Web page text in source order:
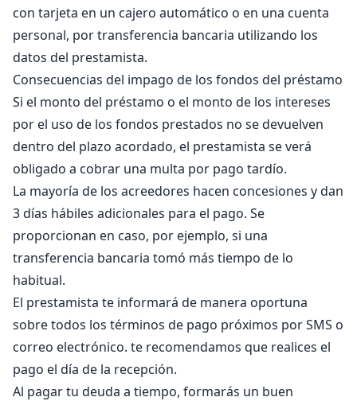
con tarjeta en un cajero automático o en una cuenta
personal, por transferencia bancaria utilizando los
datos del prestamista.
Consecuencias del impago de los fondos del préstamo
Si el monto del préstamo o el monto de los intereses
por el uso de los fondos prestados no se devuelven
dentro del plazo acordado, el prestamista se verá
obligado a cobrar una multa por pago tardío.
La mayoría de los acreedores hacen concesiones y dan
3 días hábiles adicionales para el pago. Se
proporcionan en caso, por ejemplo, si una
transferencia bancaria tomó más tiempo de lo
habitual.
El prestamista te informará de manera oportuna
sobre todos los términos de pago próximos por SMS o
correo electrónico. te recomendamos que realices el
pago el día de la recepción.
Al pagar tu deuda a tiempo, formarás un buen